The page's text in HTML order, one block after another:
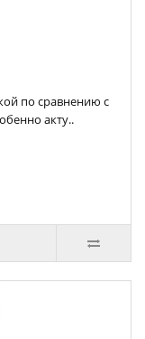
по сравнению с
акту..